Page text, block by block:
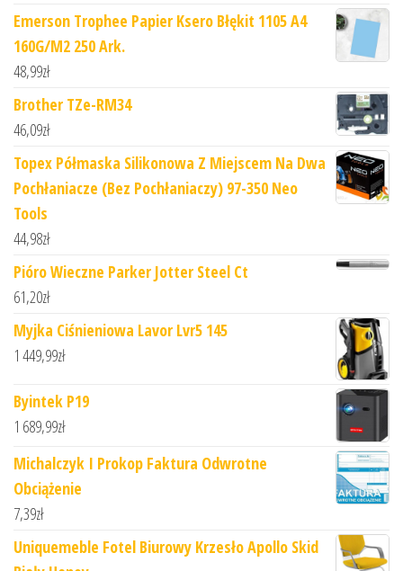
Emerson Trophee Papier Ksero Błękit 1105 A4
160G/M2 250 Ark.
48,99zł
Brother TZe-RM34
46,09zł
Topex Półmaska Silikonowa Z Miejscem Na Dwa
Pochłaniacze (Bez Pochłaniaczy) 97-350 Neo
Tools
44,98zł
Pióro Wieczne Parker Jotter Steel Ct
61,20zł
Myjka Ciśnieniowa Lavor Lvr5 145
1 449,99zł
Byintek P19
1 689,99zł
Michalczyk I Prokop Faktura Odwrotne
Obciążenie
7,39zł
Uniquemeble Fotel Biurowy Krzesło Apollo Skid